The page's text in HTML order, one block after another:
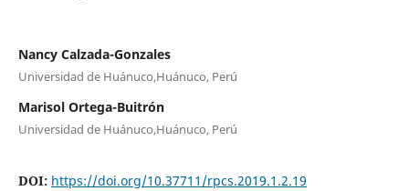
Nancy Calzada-Gonzales
Universidad de Huánuco,Huánuco, Perú
Marisol Ortega-Buitrón
Universidad de Huánuco,Huánuco, Perú
DOI: https://doi.org/10.37711/rpcs.2019.1.2.19